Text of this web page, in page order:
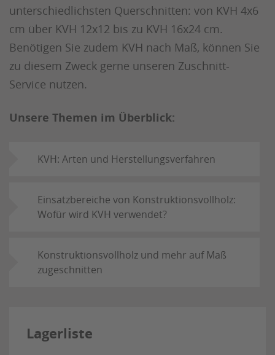
unterschiedlichsten Querschnitten: von KVH 4x6
cm über KVH 12x12 bis zu KVH 16x24 cm.
Benötigen Sie zudem KVH nach Maß, können Sie
zu diesem Zweck gerne unseren Zuschnitt-
Service nutzen.
Unsere Themen im Überblick:
KVH: Arten und Herstellungsverfahren
Einsatzbereiche von Konstruktionsvollholz:
Wofür wird KVH verwendet?
Konstruktionsvollholz und mehr auf Maß
zugeschnitten
Lagerliste